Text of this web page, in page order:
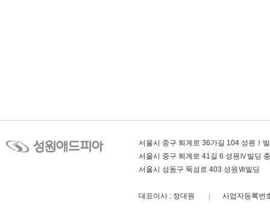
서울시 중구 퇴계로 36가길 104 성원Ⅰ
서울시 중구 퇴계로 41길 6 성원Ⅳ빌딩
서울시 성동구 뚝섬로 403 성원Ⅶ빌딩
대표이사 : 정대원 사업자등록번